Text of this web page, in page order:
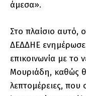
άμεσα».
Στο πλαίσιο αυτό,
ΔΕΔΔΗΕ ενημέρωσε
επικοινωνία με
Μουριάδη, καθώς
λεπτομέρειες, που